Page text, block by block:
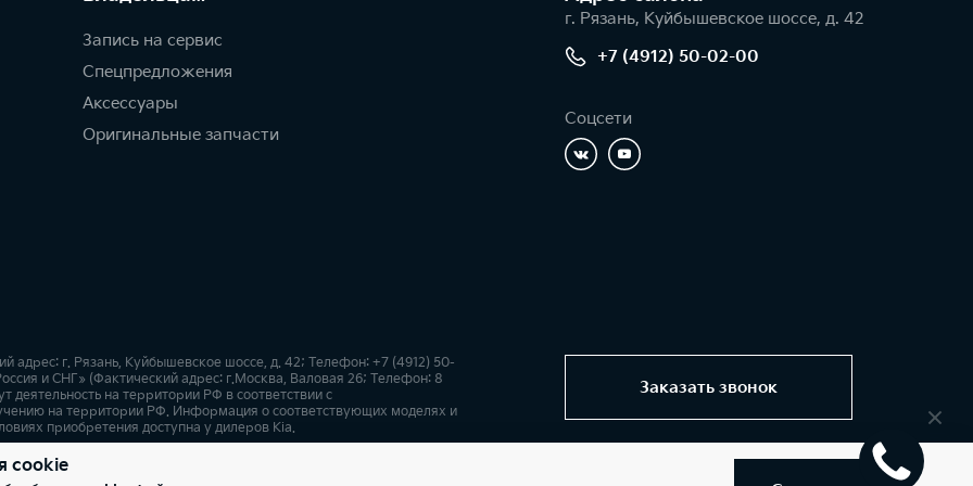
Запись на сервис
Спецпредложения
Аксессуары
Оригинальные запчасти
г. Рязань, Куйбышевское шоссе, д. 42
+7 (4912) 50-02-00
Соцсети
Заказать звонок
г. Рязань, Куйбышевское шоссе, д. 42; Телефон: +7 (4912) 50-
и СНГ» (Фактический адрес: г.Москва, Валовая 26; Телефон: 8
на территории РФ в соответствии с
на территории РФ. Информация о соответствующих моделях и
приобретения доступна у дилеров Kia.
Карта сайта
cookie